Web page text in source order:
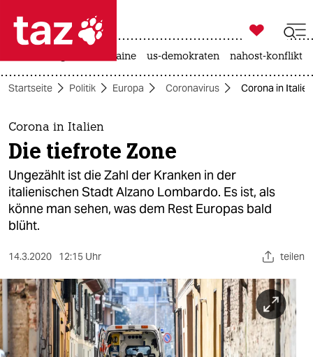
 taz zahl ich
taz zahl ich
themen
politik
öko
gesellschaft
kultur
sport
berlin
nord

taz zahl ich
krieg in der ukraine us-demokraten nahost-konflikt
Startseite Politik Europa Coronavirus Corona in
Corona in Italien
Die tiefrote Zone
Ungezählt ist die Zahl der Kranken in der
italienischen Stadt Alzano Lombardo. Es ist, als
könne man sehen, was dem Rest Europas bald
blüht.
14.3.2020 12:15 Uhr teilen